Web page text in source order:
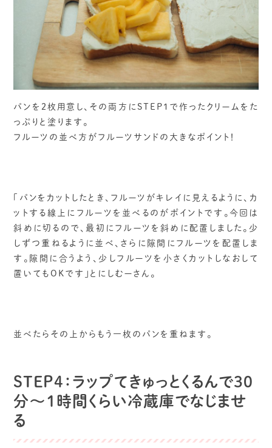
パンを２枚用意し、その両方にSTEP1で作ったクリームをた
っぷりと塗ります。
フルーツの並べ方がフルーツサンドの大きなポイント！
「パンをカットしたとき、フルーツがキレイに見えるように、カ
ットする線上にフルーツを並べるのがポイントです。今回は
斜めに切るので、最初にフルーツを斜めに配置しました。少
しずつ重ねるように並べ、さらに隙間にフルーツを配置しま
す。隙間に合うよう、少しフルーツを小さくカットしなおして
置いてもOKです」とにしむーさん。
並べたらその上からもう一枚のパンを重ねます。
STEP4：ラップてきゅっとくるんで30
分～1時間くらい冷蔵庫でなじませ
る